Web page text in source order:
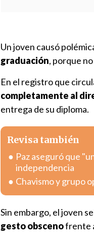
Un joven causó
graduación, porque
En el registro que
completamente al
entrega de su diploma.
Revisa también
Paz aseguró que
independencia
Chavismo y grupo
Sin embargo, el joven
gesto obscenofrente